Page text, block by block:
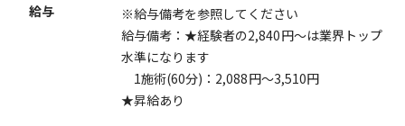
給与
※給与備考を参照してください
給与備考：★経験者の2,840円～は業界トップ
水準になります
1施術(60分)：2,088円～3,510円
★昇給あり